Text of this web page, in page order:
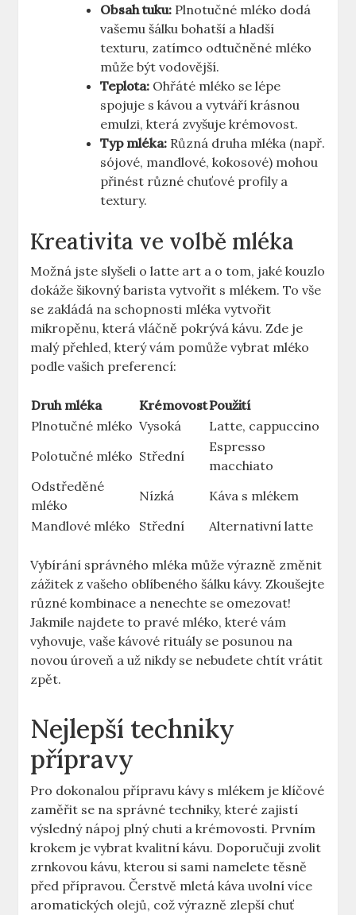
Obsah tuku: Plnotučné mléko dodá
vašemu šálku bohatší a hladší
texturu, zatímco odtučněné mléko
může být vodovější.
Teplota: Ohřáté mléko se lépe
spojuje s kávou a vytváří krásnou
emulzi, která zvyšuje krémovost.
Typ mléka: Různá druha mléka (např.
sójové, mandlové, kokosové) mohou
přinést různé chuťové profily a
textury.
Kreativita ve volbě mléka
Možná jste slyšeli o latte art a o tom, jaké kouzlo
dokáže šikovný barista vytvořit s mlékem. To vše
se zakládá na schopnosti mléka vytvořit
mikropěnu, která vláčně pokrývá kávu. Zde je
malý přehled, který vám pomůže vybrat mléko
podle vašich preferencí:
Druh mléka KrémovostPoužití
Plnotučné mléko Vysoká
Latte, cappuccino
Polotučné mléko Střední
Espresso
macchiato
Odstředěné
mléko
Nízká
Káva s mlékem
Mandlové mléko
Střední Alternativní latte
Vybírání správného mléka může výrazně změnit
zážitek z vašeho oblíbeného šálku kávy. Zkoušejte
různé kombinace a nenechte se omezovat!
Jakmile najdete to pravé mléko, které vám
vyhovuje, vaše kávové rituály se posunou na
novou úroveň a už nikdy se nebudete chtít vrátit
zpět.
Nejlepší techniky
přípravy
Pro dokonalou přípravu kávy s mlékem je klíčové
zaměřit se na správné techniky, které zajistí
výsledný nápoj plný chuti a krémovosti. Prvním
krokem je vybrat kvalitní kávu. Doporučuji zvolit
zrnkovou kávu, kterou si sami namelete těsně
před přípravou. Čerstvě mletá káva uvolní více
aromatických olejů, což výrazně zlepší chuť